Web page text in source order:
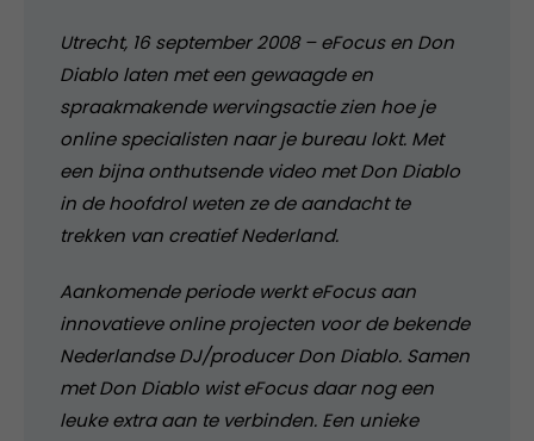
Utrecht, 16 september 2008 – eFocus en Don
Diablo laten met een gewaagde en
spraakmakende wervingsactie zien hoe je
online specialisten naar je bureau lokt. Met
een bijna onthutsende video met Don Diablo
in de hoofdrol weten ze de aandacht te
trekken van creatief Nederland.
Aankomende periode werkt eFocus aan
innovatieve online projecten voor de bekende
Nederlandse DJ/producer Don Diablo. Samen
met Don Diablo wist eFocus daar nog een
leuke extra aan te verbinden. Een unieke